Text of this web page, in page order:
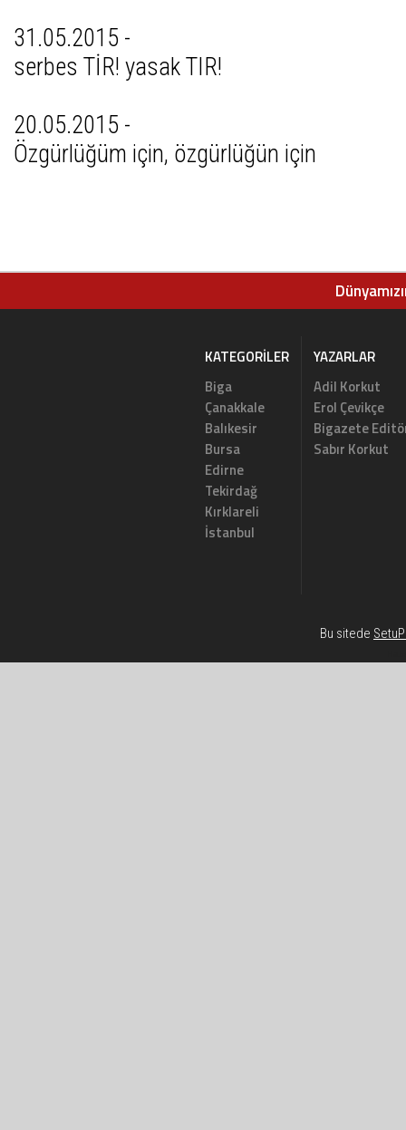
31.05.2015 -
serbes TİR! yasak TIR!
20.05.2015 -
Özgürlüğüm için, özgürlüğün için
KATEGORILER
Biga
Çanakkale
Balıkesir
Bursa
Edirne
Tekirdağ
Kırklareli
İstanbul
YAZARLAR
Adil Korkut
Erol Çevikçe
Bigazete
Sabır Korkut
Bu sitede SetuP